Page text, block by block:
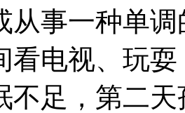
从事一种单
看电视、玩
不足，第二